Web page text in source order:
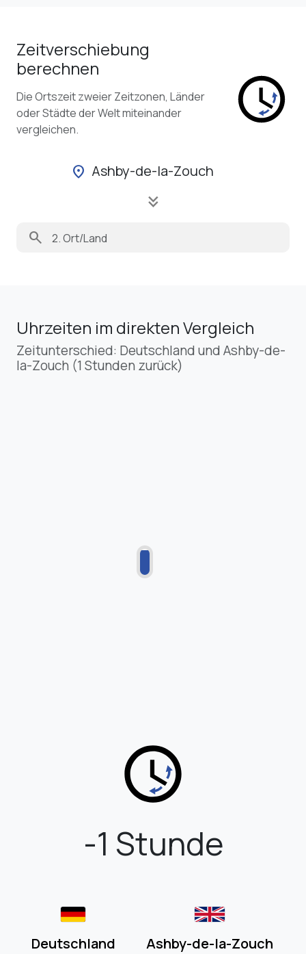
Zeitverschiebung
berechnen
Die Ortszeit zweier Zeitzonen, Länder
oder Städte der Welt miteinander
vergleichen.
location_on Ashby-de-la-Zouch
keyboard_double_arrow_down
search
Uhrzeiten im direkten Vergleich
Zeitunterschied: Deutschland und Ashby-de-
la-Zouch (1 Stunden zurück)
-1 Stunde
Deutschland Ashby-de-la-Zouch